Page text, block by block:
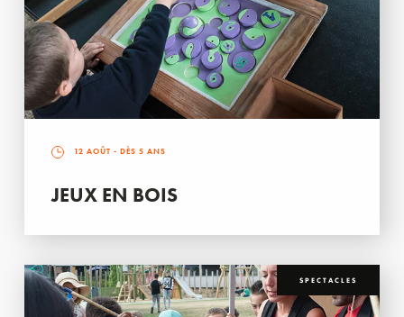
12 AOÛT - DÈS 5 ANS
JEUX EN BOIS
SPECTACLES